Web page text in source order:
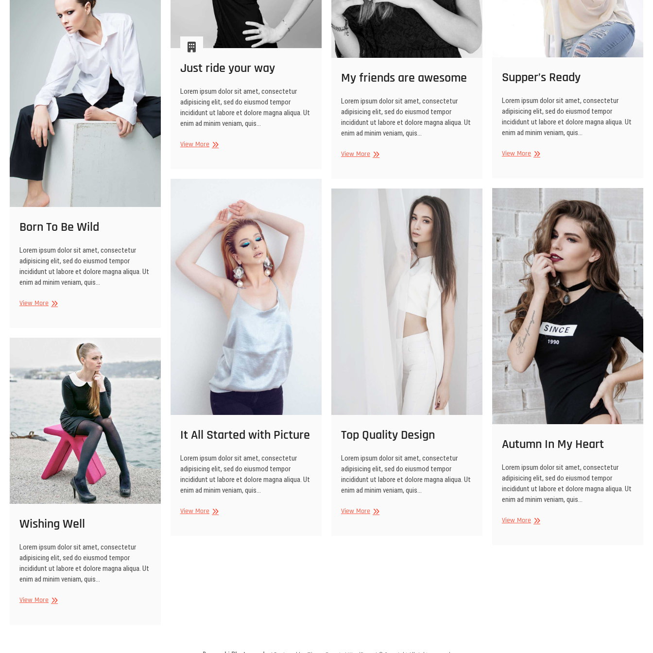
Just ride your way
Lorem ipsum dolor sit amet, consectetur
adipisicing elit, sed do eiusmod tempor
incididunt ut labore et dolore magna aliqua. Ut
enim ad minim veniam, quis…
View MoreJust
My friends are awesome
Lorem ipsum dolor sit amet, consectetur
adipisicing elit, sed do eiusmod tempor
incididunt ut labore et dolore magna aliqua. Ut
enim ad minim veniam, quis…
View MoreMy
Supper’s Ready
Lorem ipsum dolor sit amet, consectetur
adipisicing elit, sed do eiusmod tempor
incididunt ut labore et dolore magna aliqua. Ut
enim ad minim veniam, quis…
View MoreSupper’s
Born To Be Wild
Lorem ipsum dolor sit amet, consectetur
adipisicing elit, sed do eiusmod tempor
incididunt ut labore et dolore magna aliqua. Ut
enim ad minim veniam, quis…
View MoreBorn
It All Started with Picture
Lorem ipsum dolor sit amet, consectetur
adipisicing elit, sed do eiusmod tempor
incididunt ut labore et dolore magna aliqua. Ut
enim ad minim veniam, quis…
View MoreIt
Autumn In My Heart
Lorem ipsum dolor sit amet, consectetur
adipisicing elit, sed do eiusmod tempor
incididunt ut labore et dolore magna aliqua. Ut
enim ad minim veniam, quis…
View MoreAutumn
Top Quality Design
Lorem ipsum dolor sit amet, consectetur
adipisicing elit, sed do eiusmod tempor
incididunt ut labore et dolore magna aliqua. Ut
enim ad minim veniam, quis…
View MoreTop
Wishing Well
Lorem ipsum dolor sit amet, consectetur
adipisicing elit, sed do eiusmod tempor
incididunt ut labore et dolore magna aliqua. Ut
enim ad minim veniam, quis…
View MoreWishing